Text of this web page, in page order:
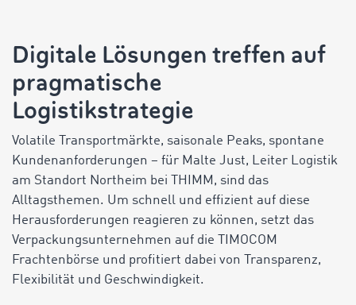
Digitale Lösungen treffen auf
pragmatische
Logistikstrategie
Volatile Transportmärkte, saisonale Peaks, spontane
Kundenanforderungen – für Malte Just, Leiter Logistik
am Standort Northeim bei THIMM, sind das
Alltagsthemen. Um schnell und effizient auf diese
Herausforderungen reagieren zu können, setzt das
Verpackungsunternehmen auf die TIMOCOM
Frachtenbörse und profitiert dabei von Transparenz,
Flexibilität und Geschwindigkeit.